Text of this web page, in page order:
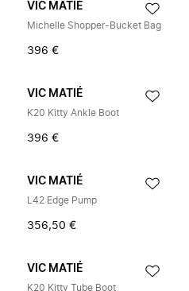
VIC MATIÉ
Michelle Shopper-Bucket Bag
396 €
VIC MATIÉ
K20 Kitty Ankle Boot
396 €
VIC MATIÉ
L42 Edge Pump
356,50 €
VIC MATIÉ
K20 Kitty Tube Boot